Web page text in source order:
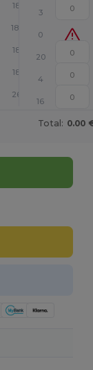
18.17
3
18.28
0
18.17
20
18.17
4
26.13
16
Total: 0.00